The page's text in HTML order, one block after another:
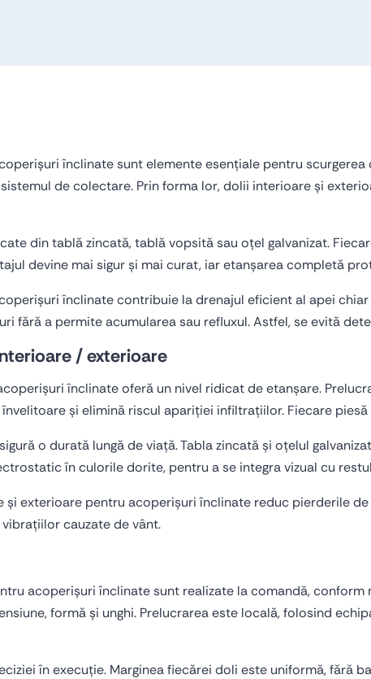
înclinate sunt elemente esențiale pentru
de colectare. Prin forma lor, dolii interioare și
din tablă zincată, tablă vopsită sau oțel galvanizat.
devine mai sigur și mai curat, iar etanșarea completă
înclinate contribuie la drenajul eficient al apei
fără a permite acumularea sau refluxul. Astfel, se evită
/ exterioare
înclinate oferă un nivel ridicat de etanșare.
și elimină riscul apariției infiltrațiilor. Fiecare
o durată lungă de viață. Tabla zincată și oțelul
în culorile dorite, pentru a se integra vizual cu
exterioare pentru acoperișuri înclinate reduc pierderile
cauzate de vânt.
acoperișuri înclinate sunt realizate la comandă,
formă și unghi. Prelucrarea este locală, folosind
în execuție. Marginea fiecărei doli este uniformă, fără